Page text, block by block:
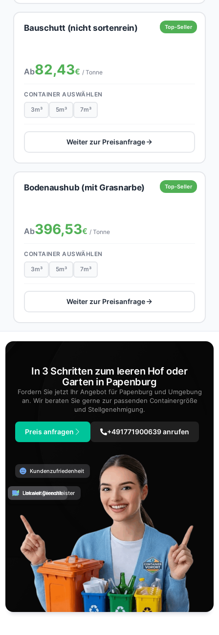
Top-Seller
Bauschutt (nicht sortenrein)
Ab82,43€ / Tonne
CONTAINER AUSWÄHLEN
3m³ 5m³ 7m³
Weiter zur Preisanfrage
Top-Seller
Bodenaushub (mit Grasnarbe)
Ab396,53€ / Tonne
CONTAINER AUSWÄHLEN
3m³ 5m³ 7m³
Weiter zur Preisanfrage
In 3 Schritten zum leeren Hof oder
Garten in Papenburg
Fordern Sie jetzt Ihr Angebot für Papenburg und Umgebung
an. Wir beraten Sie gerne zur passenden Containergröße
und Stellgenehmigung.
Preis anfragen +491771900639 anrufen
Kundenzufriedenheit
Umweltgerecht
Lokaler Dienstleister